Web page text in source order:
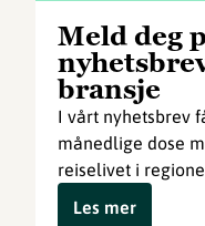
Meld deg
bransje
I vårt nyhetsbrev
månedlige dose
reiselivet i
Les mer